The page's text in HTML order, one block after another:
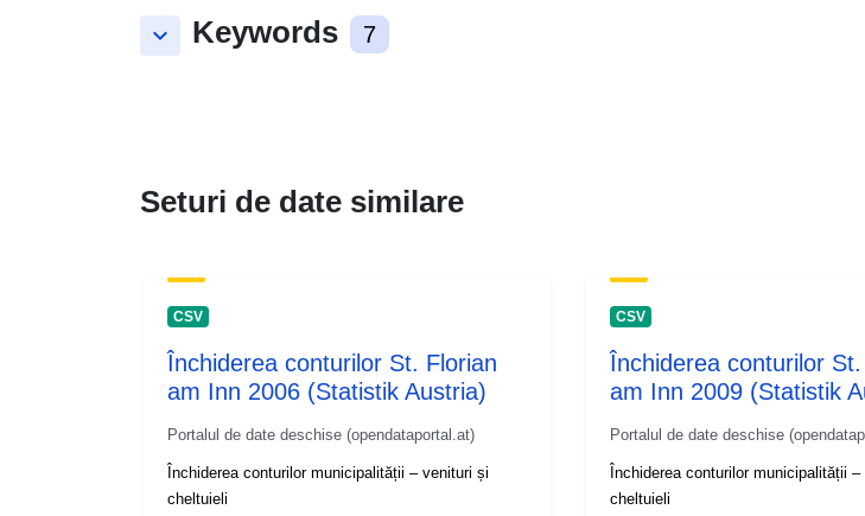
keyboard_arrow_down Keywords 7
Seturi de date similare
CSV
Închiderea conturilor St. Florian
am Inn 2006 (Statistik Austria)
Portalul de date deschise (opendataportal.at)
Închiderea conturilor municipalității – venituri și
cheltuieli
CSV
Închiderea conturilor
am Inn 2009 (Statistik
Portalul de date deschise
Închiderea conturilor municipalității –
cheltuieli